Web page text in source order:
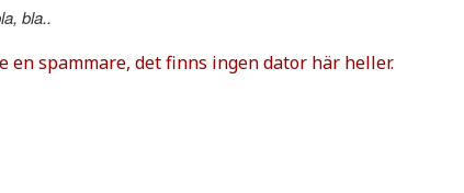
bla..
spammare, det finns ingen dator här heller.